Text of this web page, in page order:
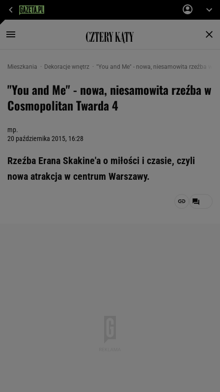
Mieszkania Dekoracje wnętrz "You and Me" - nowa, niesamowita rzeźba w
"You and Me" - nowa, niesamowita rzeźba w
Cosmopolitan Twarda 4
mp.
20 października 2015, 16:28
Rzeźba Erana Skakine'a o miłości i czasie, czyli
nowa atrakcja w centrum Warszawy.